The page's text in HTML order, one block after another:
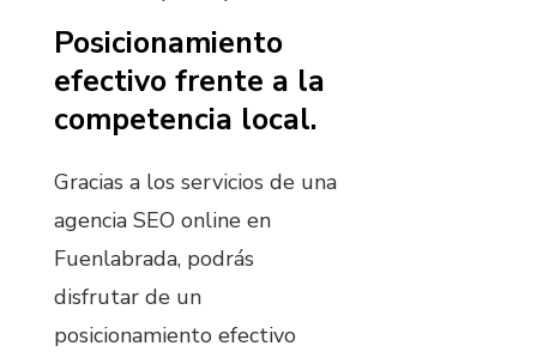
Posicionamiento
efectivo frente a la
competencia local.
Gracias a los servicios de una
agencia SEO online en
Fuenlabrada, podrás
disfrutar de un
posicionamiento efectivo